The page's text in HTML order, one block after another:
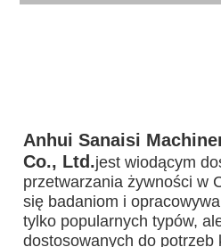
Anhui Sanaisi
Co., Ltd.jest wiodącym
przetwarzania żywności w
się badaniom i
tylko popularnych typów,
dostosowanych do potrzeb